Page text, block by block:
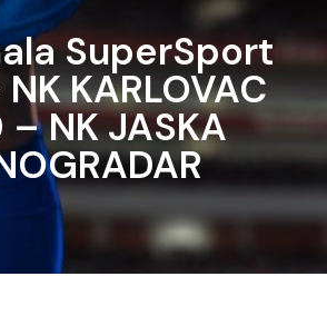
SuperSport
KARLOVAC
– NK JASKA